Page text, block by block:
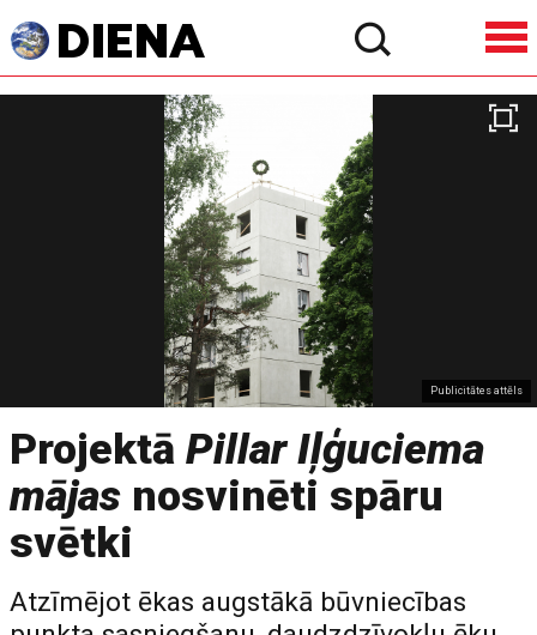
Publicitātes attēls
ProjektāPillar Iļģuciema
mājas nosvinēti spāru
svētki
Atzīmējot ēkas augstākā būvniecības